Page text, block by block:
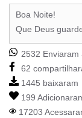
Boa Noite!
Que Deus
2532 Enviaram
62
1445 baixaram
199
17203